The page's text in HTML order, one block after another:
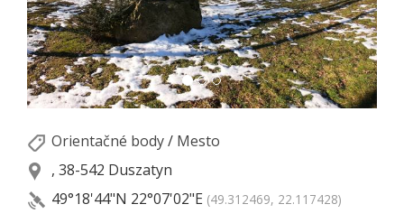
Orientačné body/ Mesto
, 38-542 Duszatyn
49°18'44"N 22°07'02"E (49.312469, 22.117428)